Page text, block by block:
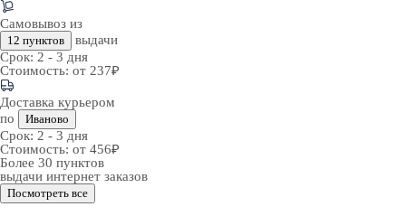
Самовывоз из
12 пунктов
выдачи
Срок: 2 - 3 дня
Стоимость: от 237₽
Доставка курьером
по
Иваново
Срок: 2 - 3 дня
Стоимость: от 456₽
Более 30 пунктов
выдачи интернет заказов
Посмотреть все